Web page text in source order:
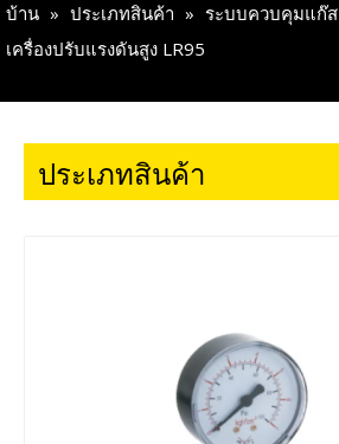
บ้าน » ประเภทสินค้า » ระบบควบคุมแก๊ส
เครื่องปรับแรงดันสูง LR95
ประเภทสินค้า